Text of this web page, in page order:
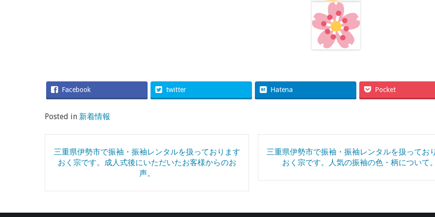
Facebook twitter Hatena Pocket
Posted in 新着情報
Post
navigation
三重県伊勢市で振袖・振袖レンタルを扱っております
おく宗です。成人式後にいただいたお客様からのお
声。
三重県伊勢市で振袖・振袖レンタルを扱ってお
おく宗です。人気の振袖の色・柄について。